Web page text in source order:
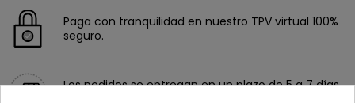
Paga con tranquilidad en nuestro TPV virtual 100%
seguro.
Los pedidos se entregan en un plazo de 5 a 7 días